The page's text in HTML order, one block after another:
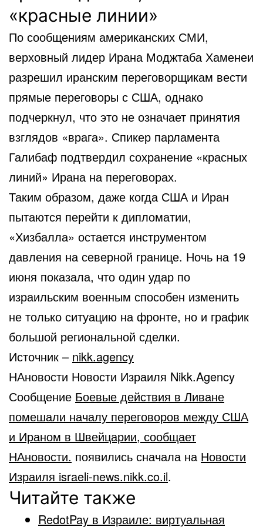
«красные линии»
По сообщениям американских СМИ,
верховный лидер Ирана Моджтаба Хаменеи
разрешил иранским переговорщикам вести
прямые переговоры с США, однако
подчеркнул, что это не означает принятия
взглядов «врага». Спикер парламента
Галибаф подтвердил сохранение «красных
линий» Ирана на переговорах.
Таким образом, даже когда США и Иран
пытаются перейти к дипломатии,
«Хизбалла» остается инструментом
давления на северной границе. Ночь на 19
июня показала, что один удар по
израильским военным способен изменить
не только ситуацию на фронте, но и график
большой региональной сделки.
Источник – nikk.agency
НАновости Новости Израиля Nikk.Agency
Сообщение Боевые действия в Ливане
помешали началу переговоров между США
и Ираном в Швейцарии, сообщает
НАновости. появились сначала на Новости
Израиля israeli-news.nikk.co.il.
Читайте также
RedotPay в Израиле: виртуальная